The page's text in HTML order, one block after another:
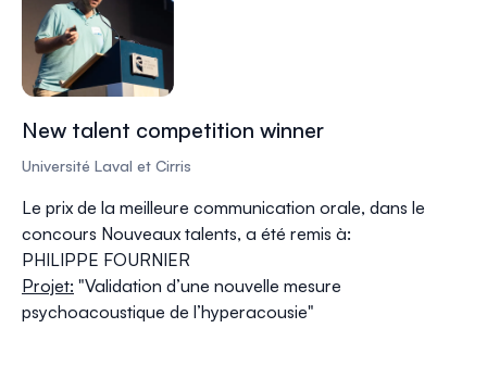
New talent competition winner
Université Laval et Cirris
Le prix de la meilleure communication orale, dans le
concours Nouveaux talents, a été remis à:
PHILIPPE FOURNIER
Projet: "Validation d’une nouvelle mesure
psychoacoustique de l’hyperacousie"